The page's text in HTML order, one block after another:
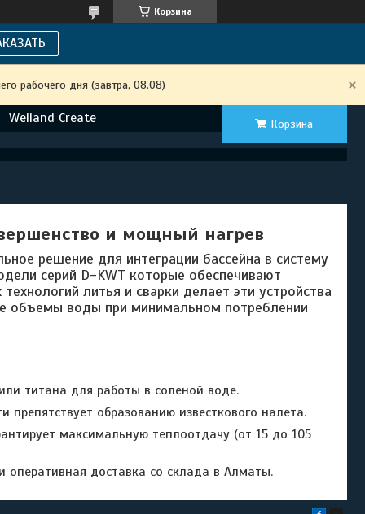
Корзина
рабочего дня (завтра, 08.08)
Welland Create Корзина
и мощный нагрев
решение для интеграции бассейна в систему
серий D-KWT которые обеспечивают
литья и сварки делает эти устройства
объемы воды при минимальном потреблении
титана для работы в соленой воде.
препятствует образованию известкового налета.
максимальную теплоотдачу (от 15 до 105
оперативная доставка со склада в Алматы.